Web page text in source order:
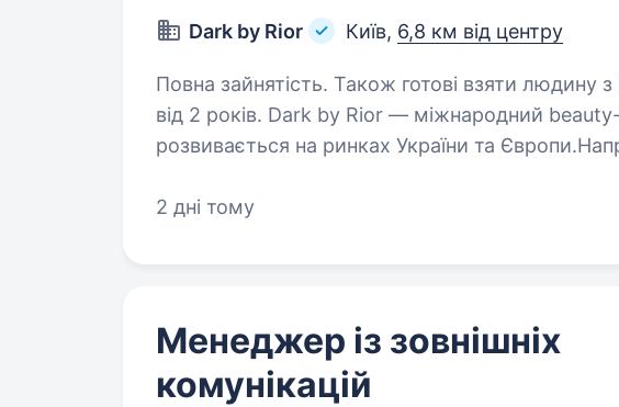
Dark by Rior Київ, 6,8 км від центру
Повна зайнятість. Також готові взяти людину з
від 2 років. Dark by Rior — міжнародний beauty-бренд, який активно
розвивається на ринках України та
не просто організовувати…
2 дні тому
Менеджер із зовнішніх
комунікацій